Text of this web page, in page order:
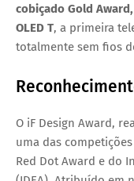
cobiçado Gold Award
OLED T, a primeira
totalmente sem fios
O iF Design Award,
uma das
Red Dot Award e do